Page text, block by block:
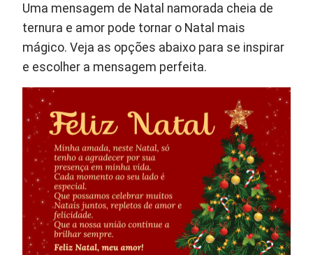
Uma mensagem de Natal namorada cheia de
ternura e amor pode tornar o Natal mais
mágico. Veja as opções abaixo para se inspirar
e escolher a mensagem perfeita.